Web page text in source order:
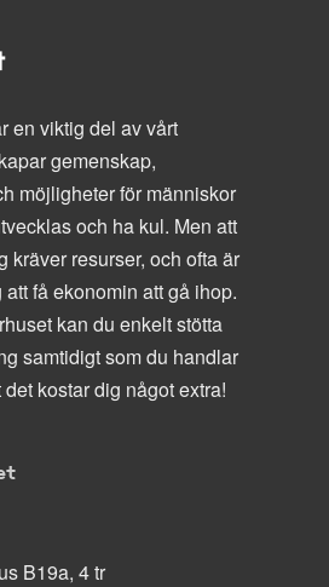
en viktig del av vårt
gemenskap,
möjligheter för människor
och ha kul. Men att
kräver resurser, och ofta är
få ekonomin att gå ihop.
kan du enkelt stötta
samtidigt som du handlar
kostar dig något extra!
B19a, 4 tr